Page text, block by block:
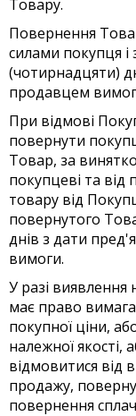
Товару.
Повернення
силами покупця
(чотирнадцяти)
продавцем
При відмові
повернути
Товар, за
покупцеві та від
товару від
повернутого
днів з дати
вимоги.
У разі виявлення
має право
покупної ціни,
належної
відмовитися від
продажу,
повернення